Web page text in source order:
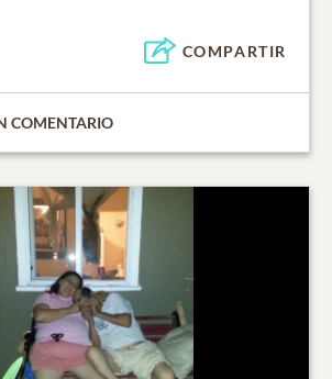
COMPARTIR
COMENTARIO